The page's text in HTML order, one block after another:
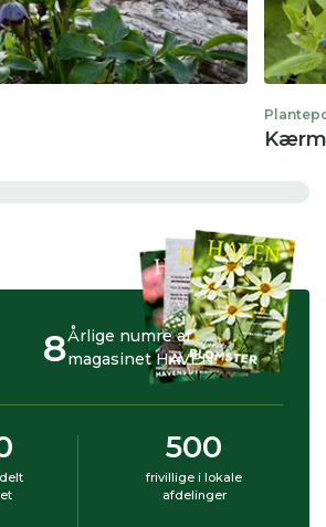
Årlige numre af
magasinet HAVEN
8
500
frivillige i lokale
afdelinger